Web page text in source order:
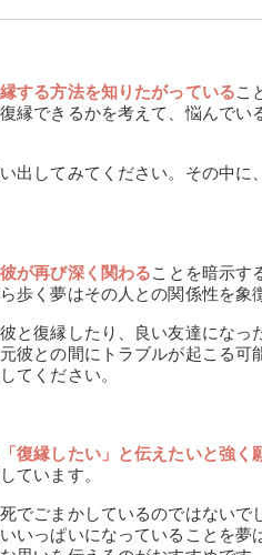
する方法を知りたがっているこ
縁できるかを考えて、悩んでい
出してみてください。その中に
が再び深く関わることを暗示す
歩く夢はその人との関係性を象
と復縁したり、良い友達になっ
彼との間にトラブルが起こる可
てください。
復縁したい」と伝えたいと強く
ています。
でごまかしているのではないで
いっぱいになっていることを夢